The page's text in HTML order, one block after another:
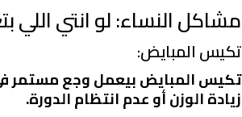
مشاكل النساء: لو انتي اللي
تكيس المبايض:
تكيس المبايض بيعمل وجع مستمر
زيادة الوزن أو عدم انتظام الدورة.